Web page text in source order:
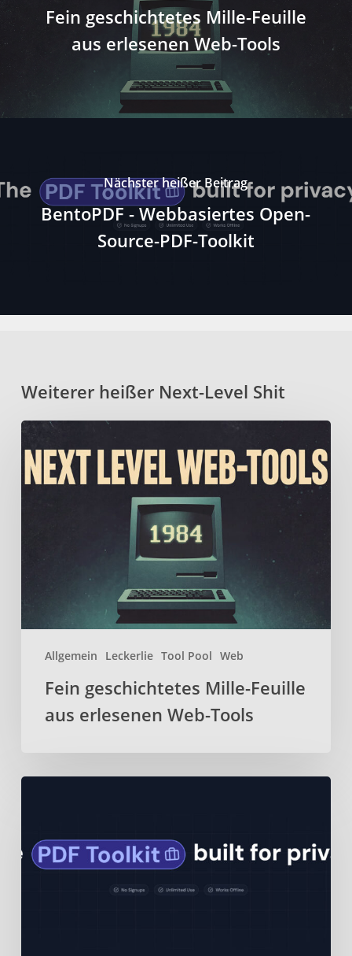
Fein geschichtetes Mille-Feuille
aus erlesenen Web-Tools
Nächster heißer Beitrag
BentoPDF - Webbasiertes Open-
Source-PDF-Toolkit
Weiterer heißer Next-Level Shit
Allgemein Leckerlie Tool Pool Web
Fein
geschichtetes
Mille-
Fein geschichtetes Mille-Feuille
aus erlesenen Web-Tools
Open-
Source-